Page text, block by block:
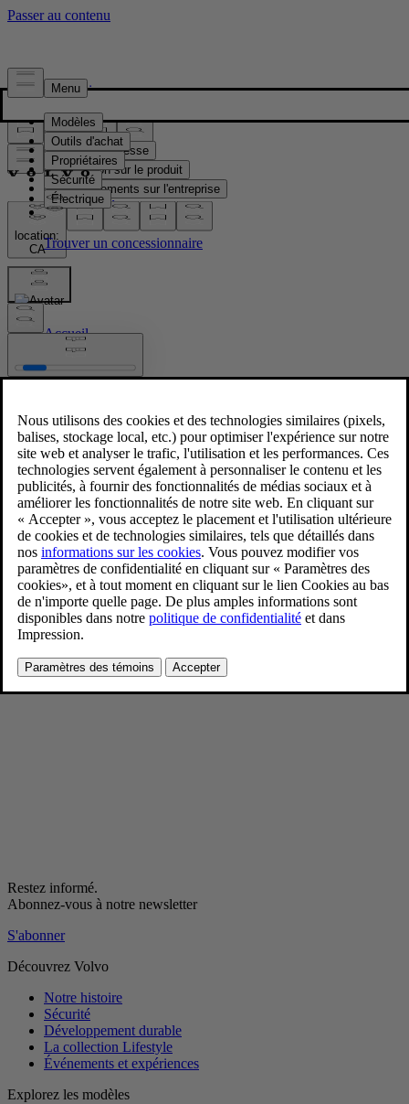
Presse & Médias
Matériel de presse
Information sur le produit
Renseignements sur l'entreprise
Contacts médias
location:
CA
Images
Accueil
/
New Volvo XC90 T8 - dynamic
11/26/2024
Favoris
Partager
Télécharger
Bright Dusk metallic
Pour consulter toute l’information sur les droits d’auteur, cliquez ici